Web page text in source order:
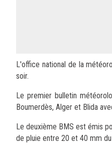
L'office national de la
soir.
Le premier bulletin
Boumerdès, Alger et Blida
Le deuxième BMS est émis
de pluie entre 20 et 40 mm